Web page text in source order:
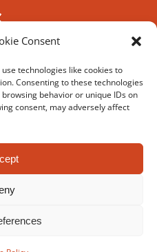
Consent
technologies like cookies to
Consenting to these technologies
behavior or unique IDs on
consent, may adversely affect
40 years experience
and awards.
UNIC